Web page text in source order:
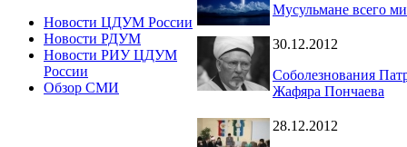
Новости ЦДУМ России
Новости РДУМ
Новости РИУ ЦДУМ
России
Обзор СМИ
Мусульмане всего
30.12.2012
Соболезнования
Жафяра Пончаева
28.12.2012